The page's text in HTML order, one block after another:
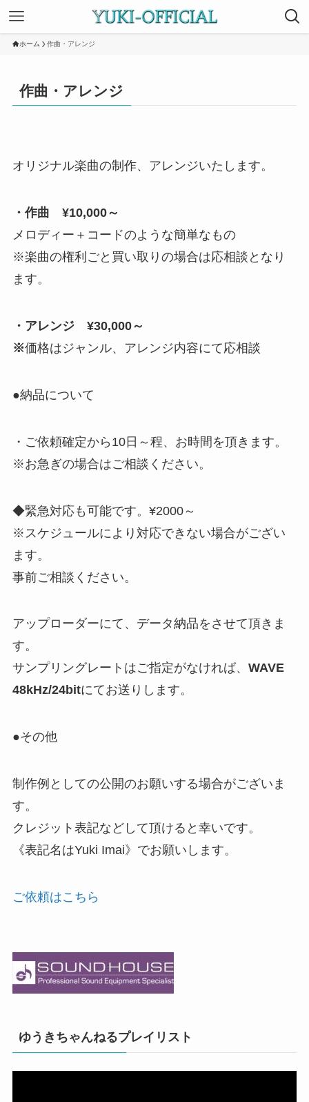
ホーム 作曲・アレンジ
作曲・アレンジ
オリジナル楽曲の制作、アレンジいたします。
・作曲 ¥10,000～
メロディー＋コードのような簡単なもの
※楽曲の権利ごと買い取りの場合は応相談となり
ます。
・アレンジ ¥30,000～
※価格はジャンル、アレンジ内容にて応相談
●納品について
・ご依頼確定から10日～程、お時間を頂きます。
※お急ぎの場合はご相談ください。
◆緊急対応も可能です。¥2000～
※スケジュールにより対応できない場合がござい
ます。
事前ご相談ください。
アップローダーにて、データ納品をさせて頂きま
す。
サンプリングレートはご指定がなければ、 WAVE
48kHz/24bitにてお送りします。
●その他
制作例としての公開のお願いする場合がございま
す。
クレジット表記などして頂けると幸いです。
《表記名はYuki Imai》でお願いします。
ご依頼はこちら
ゆうきちゃんねるプレイリスト